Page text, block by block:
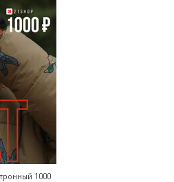
1000